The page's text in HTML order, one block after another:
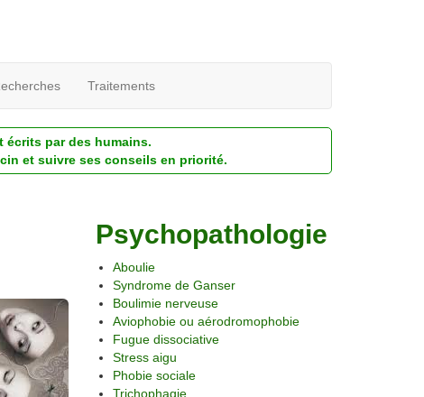
Traitements
par des humains.
et suivre ses conseils en priorité.
Psychopathologie
Aboulie
Syndrome de Ganser
Boulimie nerveuse
Aviophobie ou aérodromophobie
Fugue dissociative
Stress aigu
Phobie sociale
Trichophagie